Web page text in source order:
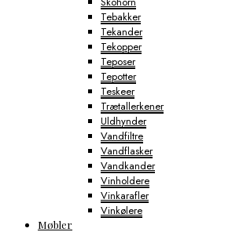
Tebakker
Tekander
Tekopper
Teposer
Tepotter
Teskeer
Trætallerkener
Uldhynder
Vandfiltre
Vandflasker
Vandkander
Vinholdere
Vinkarafler
Vinkølere
Møbler